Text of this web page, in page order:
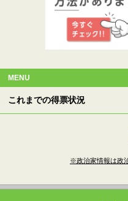
MENU
これまでの得票状況
※政治家情報は政